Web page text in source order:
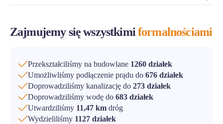
Zajmujemy się wszystkimiformalnościami
Przekształciliśmy na budowlane 1260 działek
Umożliwliśmy podłączenie prądu do 676 działek
Doprowadziliśmy kanalizację do 273 działek
Doprowadziliśmy wodę do 683 działek
Utwardziliśmy 11,47 km dróg
Wydzieliliśmy 1127 działek